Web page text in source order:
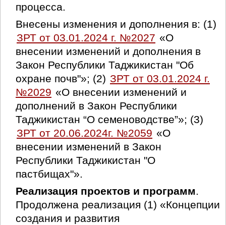
процесса.
Внесены изменения и дополнения в: (1)
ЗРТ от 03.01.2024 г. №2027 «О
внесении изменений и дополнения в
Закон Республики Таджикистан "Об
охране почв"»; (2) ЗРТ от 03.01.2024 г.
№2029 «О внесении изменений и
дополнений в Закон Республики
Таджикистан “О семеноводстве”»; (3)
ЗРТ от 20.06.2024г. №2059 «О
внесении изменений в Закон
Республики Таджикистан "О
пастбищах"».
Реализация проектов и программ.
Продолжена реализация (1) «Концепции
создания и развития